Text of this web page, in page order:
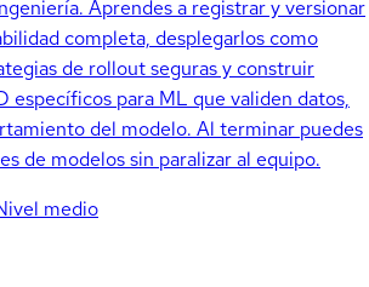
Aprendes a registrar y versionar
completa, desplegarlos como
de rollout seguras y construir
específicos para ML que validen datos,
del modelo. Al terminar puedes
de modelos sin paralizar al equipo.
medio